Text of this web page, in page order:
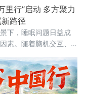
里行”启动 多方聚力
路径
下，睡眠问题日益成
素。随着脑机交互、
3月21日，第26个世界
睡眠健康万里行”活动在
政产学研医等多领域